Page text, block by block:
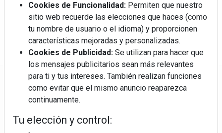
Regístrate y accede a contenidos
Correo electrónico
Cookies de Funcionalidad: Permiten que nuestro
sitio web recuerde las elecciones que haces (como
tu nombre de usuario o el idioma) y proporcionen
características mejoradas y personalizadas.
Cookies de Publicidad: Se utilizan para hacer que
los mensajes publicitarios sean más relevantes
para ti y tus intereses. También realizan funciones
como evitar que el mismo anuncio reaparezca
continuamente.
Tu elección y control: